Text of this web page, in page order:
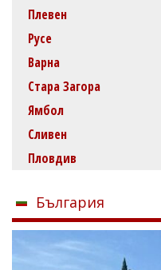
Плевен
Русе
Варна
Стара Загора
Ямбол
Сливен
Пловдив
България